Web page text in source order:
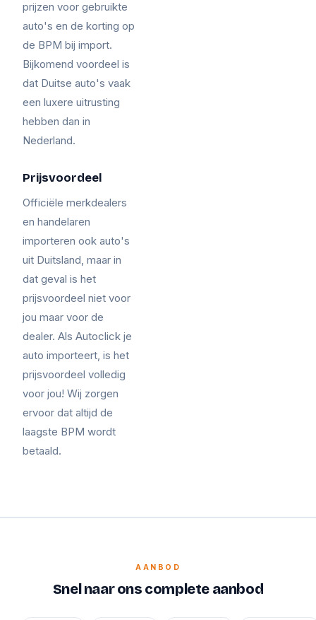
prijzen voor gebruikte
auto's en de korting op
de BPM bij import.
Bijkomend voordeel is
dat Duitse auto's vaak
een luxere uitrusting
hebben dan in
Nederland.
Prijsvoordeel
Officiële merkdealers
en handelaren
importeren ook auto's
uit Duitsland, maar in
dat geval is het
prijsvoordeel niet voor
jou maar voor de
dealer. Als Autoclick je
auto importeert, is het
prijsvoordeel volledig
voor jou! Wij zorgen
ervoor dat altijd de
laagste BPM wordt
betaald.
AANBOD
Snel naar ons complete aanbod